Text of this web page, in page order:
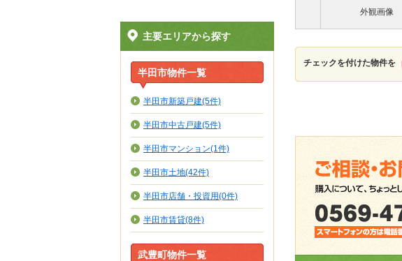
外観画像
チェックを付けた物件を
主要エリアから探す
半田市物件一覧
半田市新築戸建(5件)
半田市中古戸建(5件)
半田市マンション(1件)
半田市土地(42件)
半田市店舗・投資用(0件)
半田市賃貸(8件)
武豊町物件一覧